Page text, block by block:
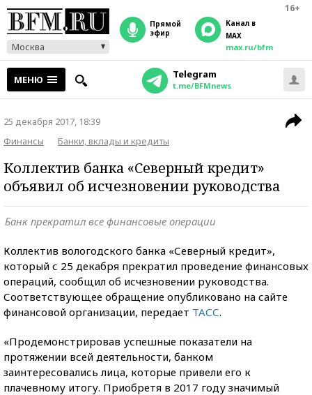
16+
Москва
прямой
эфир
Канал в
MAX
max.ru/bfm
МЕНЮ Telegram
t.me/BFMnews
25 декабря 2017, 18:39
Финансы
Банки, вклады и кредиты
Коллектив банка «Северный кредит»
объявил об исчезновении руководства
Банк прекратил все финансовые операции
Коллектив вологодского банка «Северный кредит»,
который с 25 декабря прекратил проведение финансовых
операций, сообщил об исчезновении руководства.
Соответствующее обращение опубликовано на сайте
финансовой организации, передает ТАСС.
«Продемонстрировав успешные показатели на
протяжении всей деятельности, банком
заинтересовались лица, которые привели его к
плачевному итогу. Приобретя в 2017 году значимый